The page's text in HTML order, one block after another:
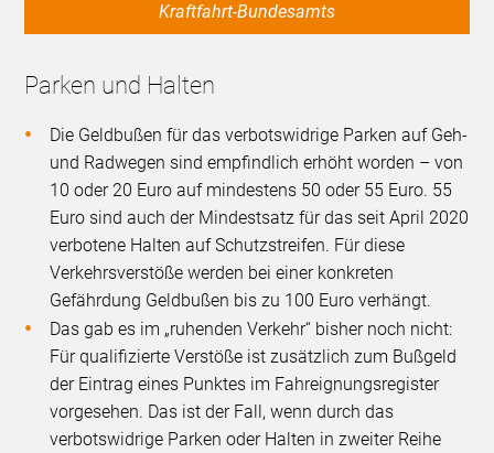
Kraftfahrt-Bundesamts
Parken und Halten
Die Geldbußen für das verbotswidrige Parken auf Geh-
und Radwegen sind empfindlich erhöht worden – von
10 oder 20 Euro auf mindestens 50 oder 55 Euro. 55
Euro sind auch der Mindestsatz für das seit April 2020
verbotene Halten auf Schutzstreifen. Für diese
Verkehrsverstöße werden bei einer konkreten
Gefährdung Geldbußen bis zu 100 Euro verhängt.
Das gab es im „ruhenden Verkehr“ bisher noch nicht:
Für qualifizierte Verstöße ist zusätzlich zum Bußgeld
der Eintrag eines Punktes im Fahreignungsregister
vorgesehen. Das ist der Fall, wenn durch das
verbotswidrige Parken oder Halten in zweiter Reihe